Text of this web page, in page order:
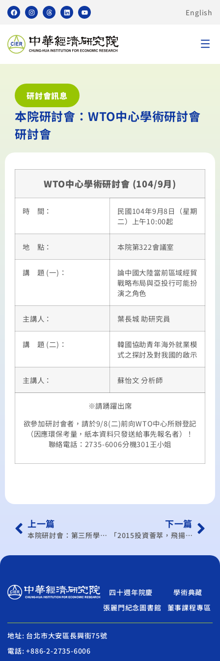
English
研討會訊息
本院研討會：WTO中心學術研討會
研討會
WTO中心學術研討會 (104/9月)
時 間：
民國104年9月8日（星期
二）上午10:00起
地 點： 本院第322會議室
講 題 (一)：
論中國大陸當前區域經貿
戰略布局與亞投行可能扮
演之角色
主講人： 葉長城 助研究員
講 題 (二)：
韓國協助青年海外就業模
式之探討及對我國的啟示
主講人： 蘇怡文 分析師
※請踴躍出席
欲參加研討會者，請於9/8(二)前向WTO中心所辦登記
（因應環保考量，紙本資料只發送給事先報名者）！
聯絡電話：2735-6006分機301王小姐
上一篇
本院研討會：第三所學術研討會
下一篇
「2015投資薈萃，飛揚60th」國際研討會
四十週年院慶
學術典藏
張麗門紀念圖書館
董事課程專區
地址: 台北市大安區長興街75號
電話: +886-2-2735-6006